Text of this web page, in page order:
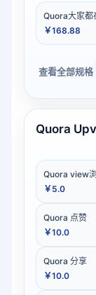
Quora大家都
￥168.88
查看全部规格
Quora
Quora view
￥5.0
Quora 点赞
￥10.0
Quora 分享
￥10.0